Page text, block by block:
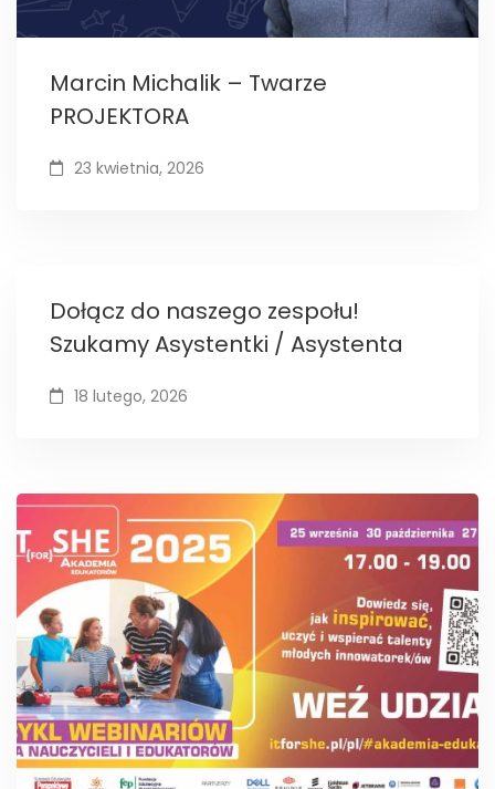
Marcin Michalik – Twarze
PROJEKTORA
23 kwietnia, 2026
Dołącz do naszego zespołu!
Szukamy Asystentki / Asystenta
18 lutego, 2026